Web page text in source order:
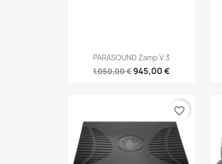
Anteprima
PARASOUND Zamp V.3
1.050,00 €945,00 €
favorite_border